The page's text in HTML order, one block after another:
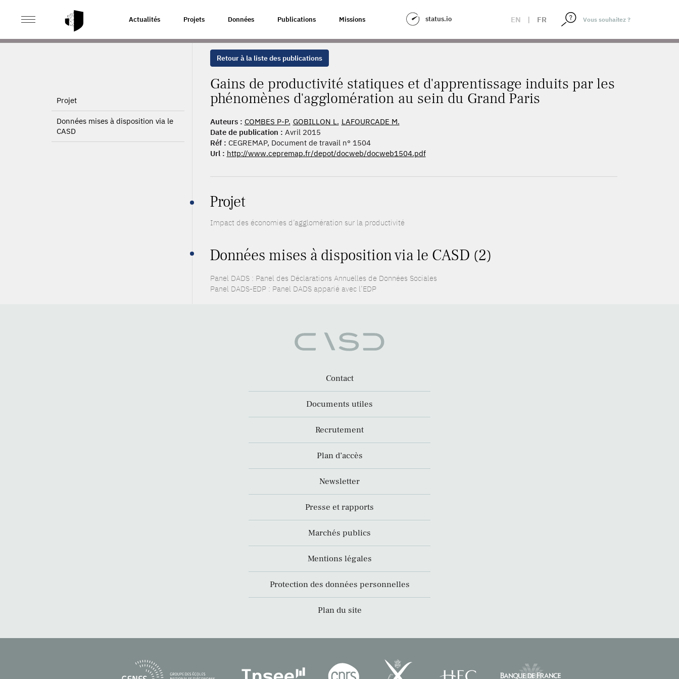
Actualités Projets Données Publications Missions status.io EN | FR
ACCUEIL PUBLICATIONS > GAINS DE PRODUCTIVITÉ STATIQUES ET D'APPRENTISSAGE INDUITS PAR LES PHÉNOMÈNES D'AGGLOMÉRATION AU SEIN DU GRAND PARIS
Projet
Données mises à disposition via le
CASD
Retour à la liste des publications
Gains de productivité statiques et d'apprentissage induits par les
phénomènes d'agglomération au sein du Grand Paris
Auteurs : COMBES P-P. GOBILLON L. LAFOURCADE M.
Date de publication : Avril 2015
Réf : CEGREMAP, Document de travail n° 1504
Url : http://www.cepremap.fr/depot/docweb/docweb1504.pdf
Projet
Impact des économies d’agglomération sur la productivité
Données mises à disposition via le CASD (2)
Panel DADS : Panel des Déclarations Annuelles de Données Sociales
Panel DADS-EDP : Panel DADS apparié avec l’EDP
Contact
Documents utiles
Recrutement
Plan d’accès
Newsletter
Presse et rapports
Marchés publics
Mentions légales
Protection des données personnelles
Plan du site